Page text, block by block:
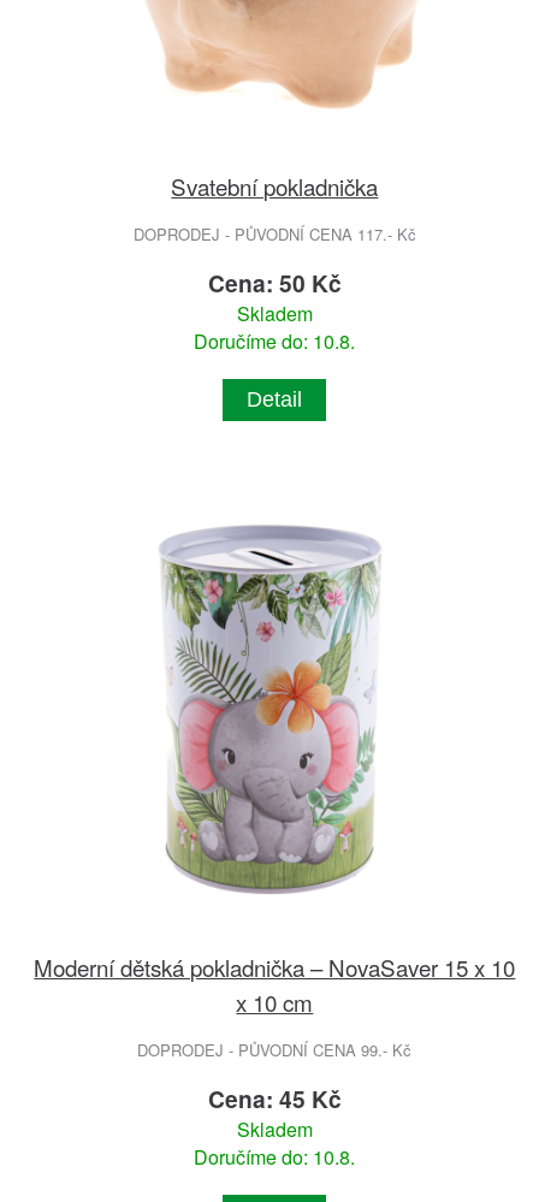
Svatební pokladnička
DOPRODEJ - PŮVODNÍ CENA 117.- Kč
Cena: 50 Kč
Skladem
Doručíme do: 10.8.
Detail
Moderní dětská pokladnička – NovaSaver 15 x 10
x 10 cm
DOPRODEJ - PŮVODNÍ CENA 99.- Kč
Cena: 45 Kč
Skladem
Doručíme do: 10.8.